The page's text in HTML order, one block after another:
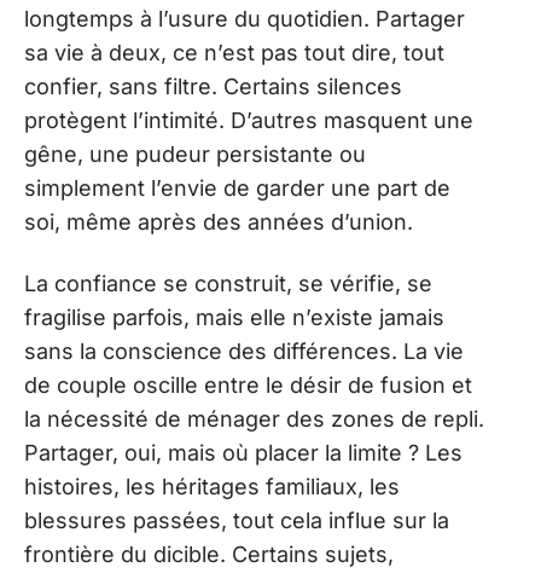
longtemps à l’usure du quotidien. Partager
sa vie à deux, ce n’est pas tout dire, tout
confier, sans filtre. Certains silences
protègent l’intimité. D’autres masquent une
gêne, une pudeur persistante ou
simplement l’envie de garder une part de
soi, même après des années d’union.
La confiance se construit, se vérifie, se
fragilise parfois, mais elle n’existe jamais
sans la conscience des différences. La vie
de couple oscille entre le désir de fusion et
la nécessité de ménager des zones de repli.
Partager, oui, mais où placer la limite ? Les
histoires, les héritages familiaux, les
blessures passées, tout cela influe sur la
frontière du dicible. Certains sujets,